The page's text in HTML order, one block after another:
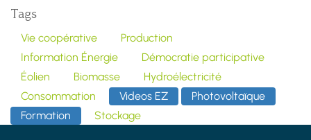
Tags
Vie coopérative
Production
Information Énergie
Démocratie participative
Éolien
Biomasse
Hydroélectricité
Consommation
Videos EZ
Photovoltaïque
Formation
Stockage